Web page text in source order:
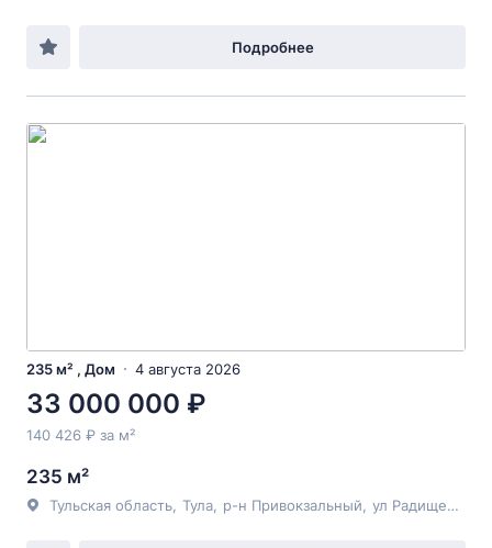
Подробнее
235 м² , Дом 4 августа 2026
33 000 000 ₽
140 426 ₽ за м²
235 м²
Тульская область Тула р-н Привокзальный ул Радищева